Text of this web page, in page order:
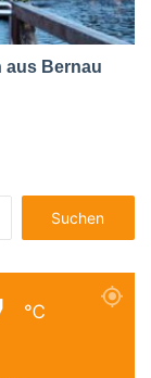
aus Bernau
nach:
℃